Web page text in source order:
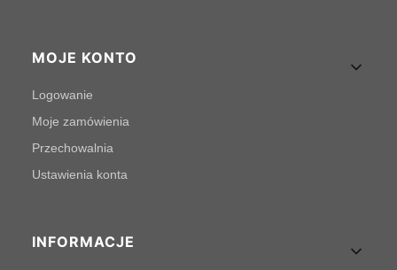
MOJE KONTO
Logowanie
Moje zamówienia
Przechowalnia
Ustawienia konta
INFORMACJE